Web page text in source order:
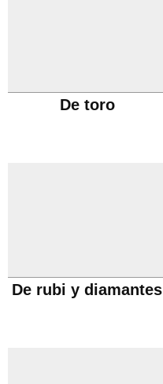
De toro
De rubi y diamantes